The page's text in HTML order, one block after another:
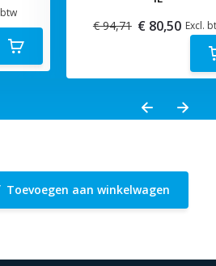
€ 94,71 € 80,50 Excl.
Toevoegen aan winkelwagen